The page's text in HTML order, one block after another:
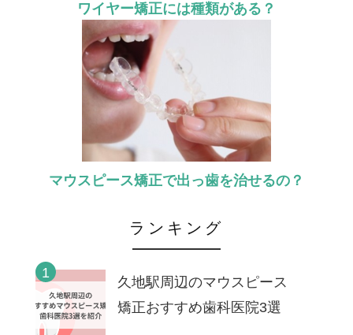
ワイヤー矯正には種類がある？
マウスピース矯正で出っ歯を治せるの？
ランキング
1
久地駅周辺のマウスピース
矯正おすすめ歯科医院3選